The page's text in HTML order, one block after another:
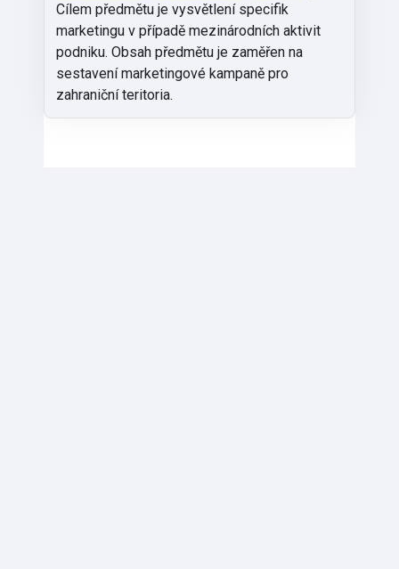
Cílem předmětu je vysvětlení specifik
marketingu v případě mezinárodních aktivit
podniku. Obsah předmětu je zaměřen na
sestavení marketingové kampaně pro
zahraniční teritoria.